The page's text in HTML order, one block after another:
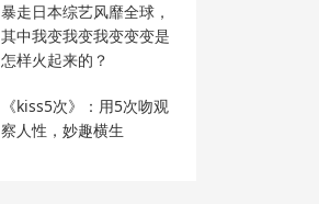
暴走日本综艺风靡全球，
其中我变我变我变变变是
怎样火起来的？
《kiss5次》：用5次吻观
察人性，妙趣横生